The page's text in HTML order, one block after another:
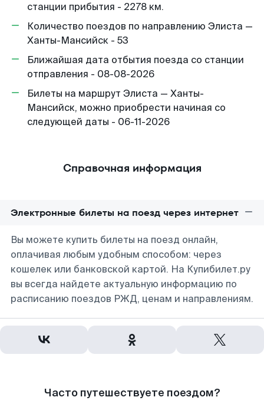
станции прибытия - 2278 км.
Количество поездов по направлению Элиста —
Ханты-Мансийск - 53
Ближайшая дата отбытия поезда со станции
отправления - 08-08-2026
Билеты на маршрут Элиста — Ханты-
Мансийск, можно приобрести начиная со
следующей даты - 06-11-2026
Справочная информация
Электронные билеты на поезд через интернет
Вы можете купить билеты на поезд онлайн,
оплачивая любым удобным способом: через
кошелек или банковской картой. На Купибилет.ру
вы всегда найдете актуальную информацию по
расписанию поездов РЖД, ценам и направлениям.
Часто путешествуете поездом?